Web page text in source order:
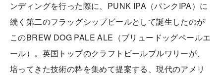
ンディングを行った際に、PUNK IPA（パンクIPA）に
続く第二のフラッグシップビールとして誕生したのが
このBREW DOG PALE ALE（ブリュードッグペールエ
ール）。英国トップのクラフトビールブルワリーが、
培ってきた技術の粋を集めて提案する、現代のアメリ